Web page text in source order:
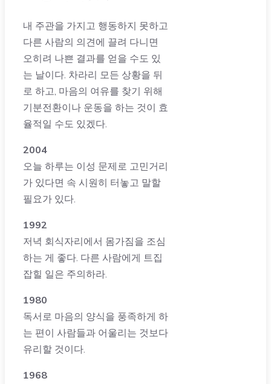
내 주관을 가지고 행동하지 못하고
다른 사람의 의견에 끌려 다니면
오히려 나쁜 결과를 얻을 수도 있
는 날이다. 차라리 모든 상황을 뒤
로 하고, 마음의 여유를 찾기 위해
기분전환이나 운동을 하는 것이 효
율적일 수도 있겠다.
2004
오늘 하루는 이성 문제로 고민거리
가 있다면 속 시원히 터놓고 말할
필요가 있다.
1992
저녁 회식자리에서 몸가짐을 조심
하는 게 좋다. 다른 사람에게 트집
잡힐 일은 주의하라.
1980
독서로 마음의 양식을 풍족하게 하
는 편이 사람들과 어울리는 것보다
유리할 것이다.
1968